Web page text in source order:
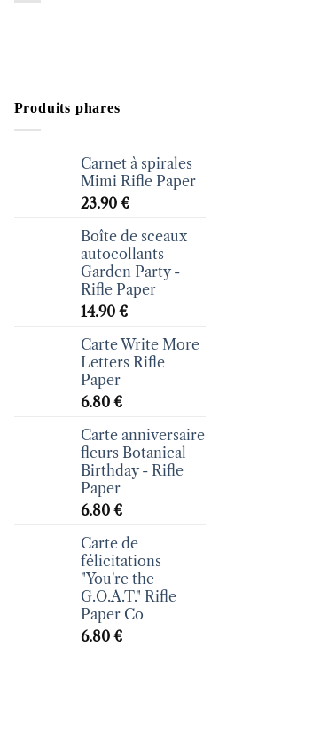
Produits phares
Carnet à spirales
Mimi Rifle Paper
23.90 €
Boîte de sceaux
autocollants
Garden Party -
Rifle Paper
14.90 €
Carte Write More
Letters Rifle
Paper
6.80 €
Carte anniversaire
fleurs Botanical
Birthday - Rifle
Paper
6.80 €
Carte de
félicitations
"You're the
G.O.A.T." Rifle
Paper Co
6.80 €